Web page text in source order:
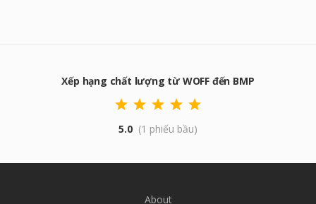
Xếp hạng chất lượng từ WOFF đến BMP
5.0 (1 phiếu bầu)
About